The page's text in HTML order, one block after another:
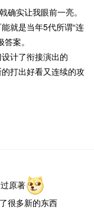
确实让我眼前一亮。
就是当年5代所谓“连
案。
计了衔接演出的
打出好看又连续的攻
原著
很多新的东西